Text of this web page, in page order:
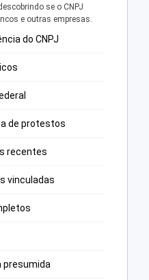
se o CNPJ
e outras empresas.
do CNPJ
de protestos
recentes
vinculadas
presumida